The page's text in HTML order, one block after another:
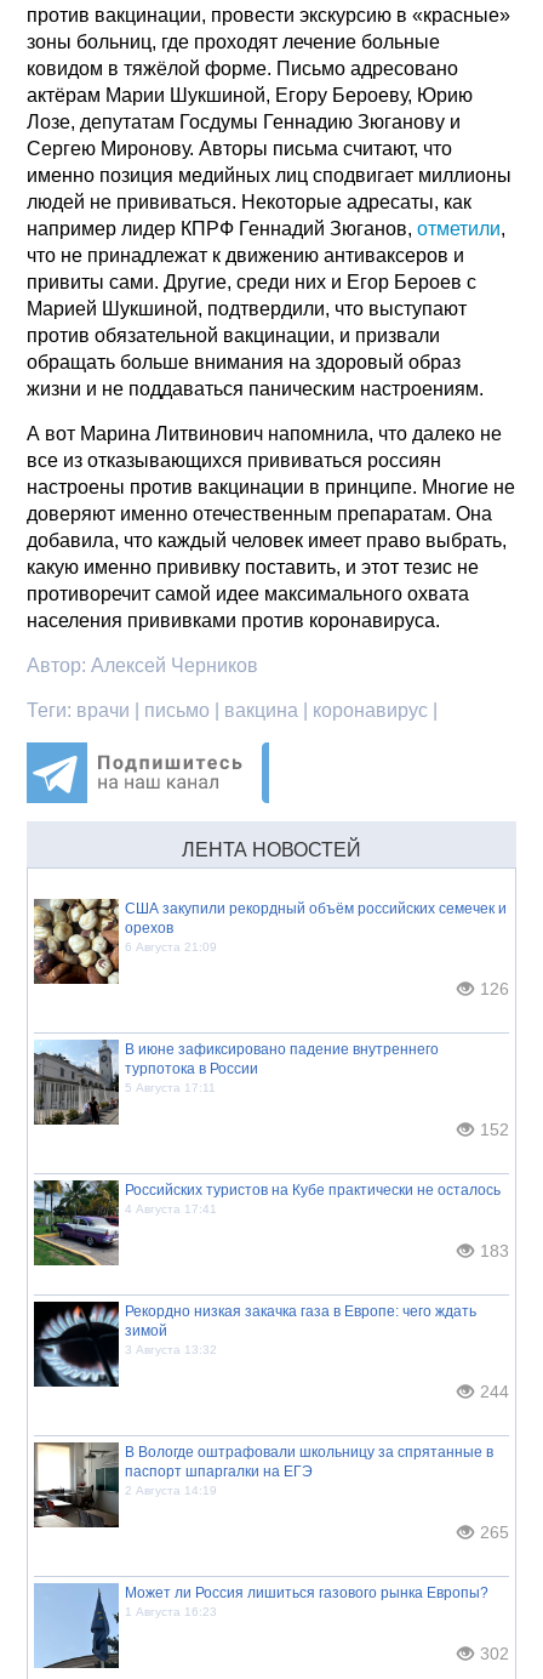
против вакцинации, провести экскурсию в «красные»
зоны больниц, где проходят лечение больные
ковидом в тяжёлой форме. Письмо адресовано
актёрам Марии Шукшиной, Егору Бероеву, Юрию
Лозе, депутатам Госдумы Геннадию Зюганову и
Сергею Миронову. Авторы письма считают, что
именно позиция медийных лиц сподвигает миллионы
людей не прививаться. Некоторые адресаты, как
например лидер КПРФ Геннадий Зюганов,отметили,
что не принадлежат к движению антиваксеров и
привиты сами. Другие, среди них и Егор Бероев с
Марией Шукшиной, подтвердили, что выступают
против обязательной вакцинации, и призвали
обращать больше внимания на здоровый образ
жизни и не поддаваться паническим настроениям.
А вот Марина Литвинович напомнила, что далеко не
все из отказывающихся прививаться россиян
настроены против вакцинации в принципе. Многие не
доверяют именно отечественным препаратам. Она
добавила, что каждый человек имеет право выбрать,
какую именно прививку поставить, и этот тезис не
противоречит самой идее максимального охвата
населения прививками против коронавируса.
Автор:Алексей Черников
Теги: врачи | письмо | вакцина | коронавирус |
ЛЕНТА НОВОСТЕЙ
США закупили рекордный объём российских семечек и
орехов
6 Августа 21:09
126
В июне зафиксировано падение внутреннего
турпотока в России
5 Августа 17:11
152
Российских туристов на Кубе практически не осталось
4 Августа 17:41
183
Рекордно низкая закачка газа в Европе: чего ждать
зимой
3 Августа 13:32
244
В Вологде оштрафовали школьницу за спрятанные в
паспорт шпаргалки на ЕГЭ
2 Августа 14:19
265
Может ли Россия лишиться газового рынка Европы?
1 Августа 16:23
302